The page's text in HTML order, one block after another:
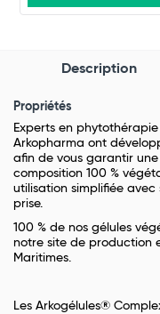
Description
Propriétés
Experts en
Arkopharma ont
afin de vous garantir
composition 100 %
utilisation simplifiée avec
prise.
100 % de nos gélules
notre site de production
Maritimes.
Les Arkogélules®